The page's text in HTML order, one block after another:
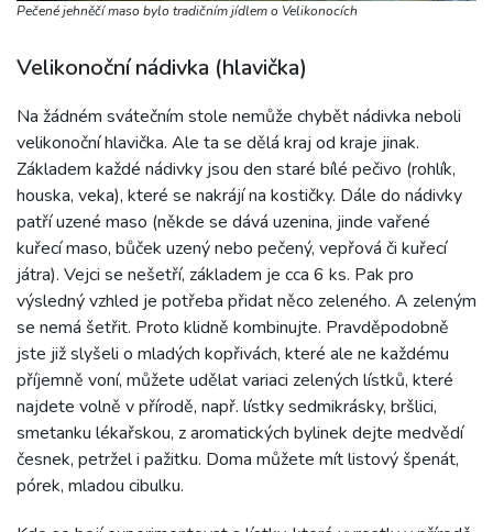
Pečené jehněčí maso bylo tradičním jídlem o Velikonocích
Velikonoční nádivka (hlavička)
Na žádném svátečním stole nemůže chybět nádivka neboli
velikonoční hlavička. Ale ta se dělá kraj od kraje jinak.
Základem každé nádivky jsou den staré bílé pečivo (rohlík,
houska, veka), které se nakrájí na kostičky. Dále do nádivky
patří uzené maso (někde se dává uzenina, jinde vařené
kuřecí maso, bůček uzený nebo pečený, vepřová či kuřecí
játra). Vejci se nešetří, základem je cca 6 ks. Pak pro
výsledný vzhled je potřeba přidat něco zeleného. A zeleným
se nemá šetřit. Proto klidně kombinujte. Pravděpodobně
jste již slyšeli o mladých kopřivách, které ale ne každému
příjemně voní, můžete udělat variaci zelených lístků, které
najdete volně v přírodě, např. lístky sedmikrásky, bršlici,
smetanku lékařskou, z aromatických bylinek dejte medvědí
česnek, petržel i pažitku. Doma můžete mít listový špenát,
pórek, mladou cibulku.